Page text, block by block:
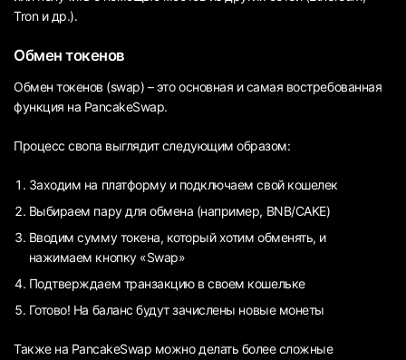
Tron и др.).
Обмен токенов
Обмен токенов (swap) – это основная и самая востребованная
функция на PancakeSwap.
Процесс свопа выглядит следующим образом:
Заходим на платформу и подключаем свой кошелек
Выбираем пару для обмена (например, BNB/CAKE)
Вводим сумму токена, который хотим обменять, и
нажимаем кнопку «Swap»
Подтверждаем транзакцию в своем кошельке
Готово! На баланс будут зачислены новые монеты
Также на PancakeSwap можно делать более сложные